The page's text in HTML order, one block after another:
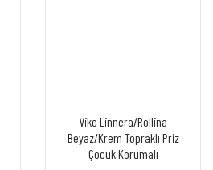
Viko Linnera/Rollina
Beyaz/Krem Topraklı Priz
Çocuk Korumalı